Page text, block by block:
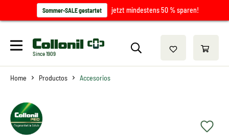
Sommer-SALE gestartet jetzt mindestens 50 % sparen!
Since 1909
Home Productos Accesorios